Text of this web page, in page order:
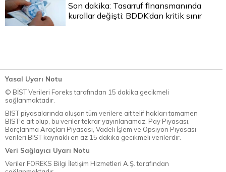
Son dakika: Tasarruf finansmanında
kurallar değişti: BDDK’dan kritik sınır
Yasal Uyarı Notu
© BİST Verileri Foreks tarafından 15 dakika gecikmeli
sağlanmaktadır.
BIST piyasalarında oluşan tüm verilere ait telif hakları tamamen
BIST'e ait olup, bu veriler tekrar yayınlanamaz. Pay Piyasası,
Borçlanma Araçları Piyasası, Vadeli İşlem ve Opsiyon Piyasası
verileri BIST kaynaklı en az 15 dakika gecikmeli verilerdir.
Veri Sağlayıcı Uyarı Notu
Veriler FOREKS Bilgi İletişim Hizmetleri A.Ş. tarafından